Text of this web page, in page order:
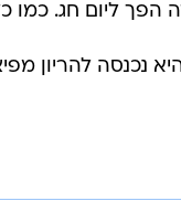
הפך ליום חג. כמו
נכנסה להריון